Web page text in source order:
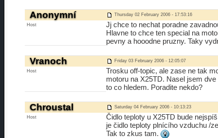
Anonymní Thursday 02 February 2006 - 17:53:16
Host
Jj chce to nechat poradne
Hlavne to chce ten special na
pevny a hooodne pruzny. Taky
Vranoch Friday 03 February 2006 - 12:05:07
Host
Trosku off-topic, ale zase ne tak
motoru na X25TD. Nasel jsem
to co hledem. Poradite nekdo?
Chroustal Saturday 04 February 2006 - 10:13:23
Host
Čidlo teploty u X25TD bude
je čidlo teploty plnícího vzduchu /
Tak to zkus tam.